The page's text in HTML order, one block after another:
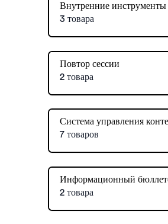
Внутренние инструменты
3 товара
Повтор сессии
2 товара
Система управления
7 товаров
Информационный
2 товара